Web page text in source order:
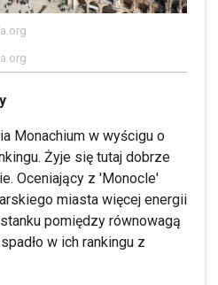
Monachium w wyścigu o
Żyje się tutaj dobrze
Oceniający z 'Monocle'
miasta więcej energii
pomiędzy równowagą
w ich rankingu z